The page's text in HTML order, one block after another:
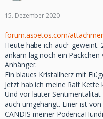
15. Dezember 2020
forum.aspetos.com/
Heute habe ich auch geweint.
ankam lag noch ein
Anhänger.
Ein blaues Kristallherz mit
Jetzt hab ich meine Ralf Kette
Und vor lauter
auch umgehängt. Einer ist
CANDIS meiner